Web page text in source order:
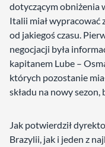
dotyczącym obniżenia
Italii miał wypracować
od jakiegoś czasu.
negocjacji była
kapitanem Lube –
których pozostanie
składu na nowy sezon,
Jak potwierdził
Brazylii, jak i jeden z